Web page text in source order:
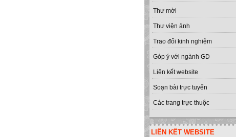
Thư mời
Thư viện ảnh
Trao đổi kinh nghiệm
Góp ý với ngành GD
Liên kết website
Soạn bài trực tuyến
Các trang trực thuộc
LIÊN KẾT WEBSITE